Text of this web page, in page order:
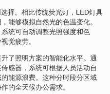
择。相比传统荧光灯，LED灯具
能够模拟自然光的色温变化。
统可自动调整光照强度和色
觉疲劳。
了照明方案的智能化水平。通
感器，系统可根据人员活动自
能源浪费。这种分时段分区域
的全天候办公需求。